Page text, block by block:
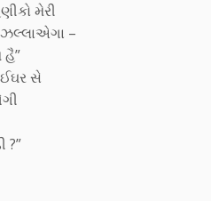
મેરી
–
સે
?”